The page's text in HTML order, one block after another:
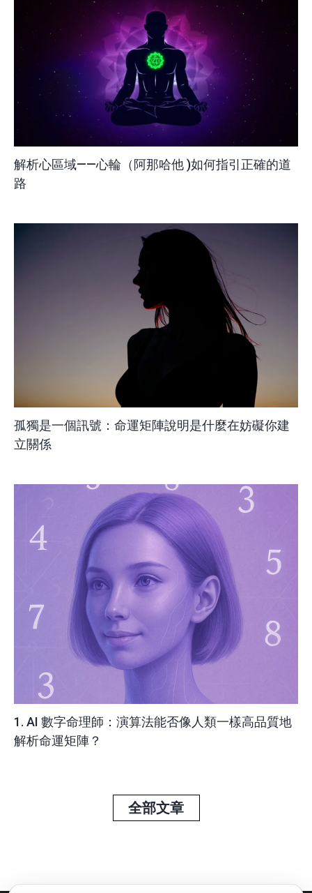
解析心區域——心輪（阿那哈他 )如何指引正確的道
路
孤獨是一個訊號：命運矩陣說明是什麼在妨礙你建
立關係
1. AI 數字命理師：演算法能否像人類一樣高品質地
解析命運矩陣？
全部文章